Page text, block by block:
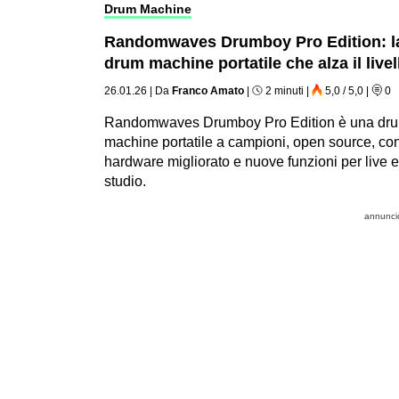
Drum Machine
Randomwaves Drumboy Pro Edition:
drum machine portatile che alza il
26.01.26 | Da Franco Amato | 2 minuti | 5,0 / 5,0 | 0
Randomwaves Drumboy Pro Edition è una
machine portatile a campioni, open source,
hardware migliorato e nuove funzioni per live e
studio.